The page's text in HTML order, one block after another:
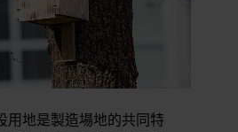
用地是製造場地的共同特